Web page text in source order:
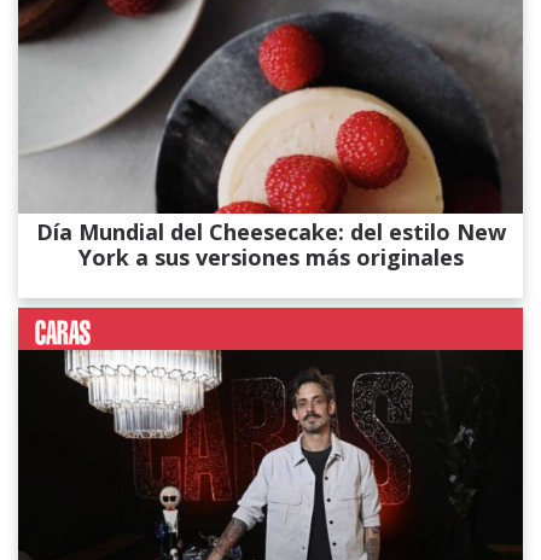
Día Mundial del Cheesecake: del estilo New
York a sus versiones más originales